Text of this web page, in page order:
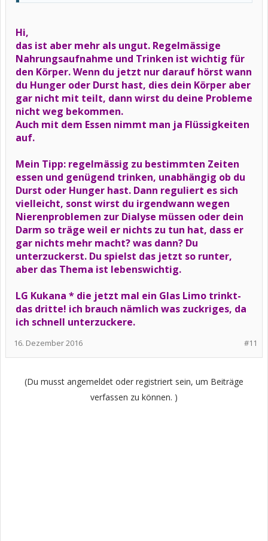
Hi,
das ist aber mehr als ungut. Regelmässige
Nahrungsaufnahme und Trinken ist wichtig für
den Körper. Wenn du jetzt nur darauf hörst wann
du Hunger oder Durst hast, dies dein Körper aber
gar nicht mit teilt, dann wirst du deine Probleme
nicht weg bekommen.
Auch mit dem Essen nimmt man ja Flüssigkeiten
auf.
Mein Tipp: regelmässig zu bestimmten Zeiten
essen und genügend trinken, unabhängig ob du
Durst oder Hunger hast. Dann reguliert es sich
vielleicht, sonst wirst du irgendwann wegen
Nierenproblemen zur Dialyse müssen oder dein
Darm so träge weil er nichts zu tun hat, dass er
gar nichts mehr macht? was dann? Du
unterzuckerst. Du spielst das jetzt so runter,
aber das Thema ist lebenswichtig.
LG Kukana * die jetzt mal ein Glas Limo trinkt-
das dritte! ich brauch nämlich was zuckriges, da
ich schnell unterzuckere.
#11
16. Dezember 2016
(Du musst angemeldet oder registriert sein, um Beiträge
verfassen zu können. )